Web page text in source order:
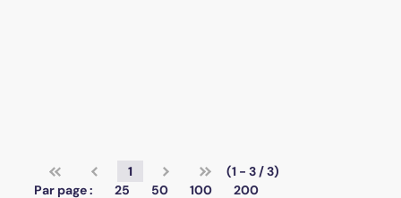
1
(1 - 3 / 3)
Par page :
25 50 100 200